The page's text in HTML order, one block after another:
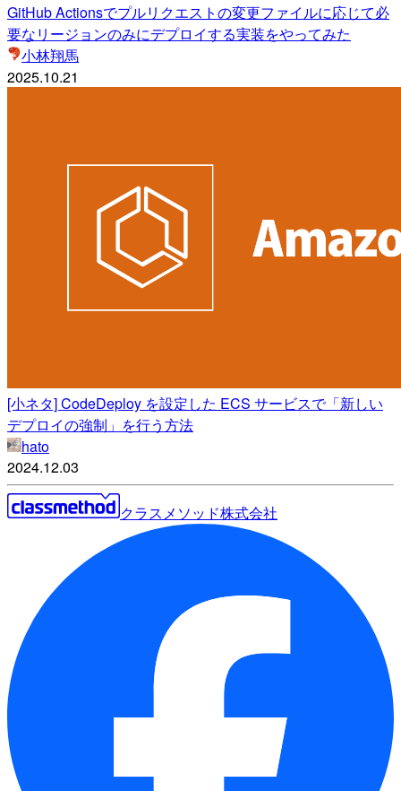
GitHub Actionsでプルリクエストの変更ファイルに応じて必
要なリージョンのみにデプロイする実装をやってみた
小林翔馬
2025.10.21
[小ネタ] CodeDeploy を設定した ECS サービスで「新しい
デプロイの強制」を行う方法
hato
2024.12.03
クラスメソッド株式会社